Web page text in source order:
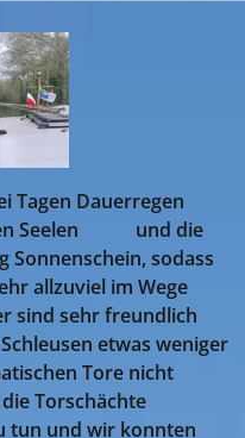
Tagen Dauerregen
Seelen 🤣🤣 und die
Sonnenschein, sodass
allzuviel im Wege
sind sehr freundlich
etwas weniger
Tore nicht
Torschächte
tun und wir konnten